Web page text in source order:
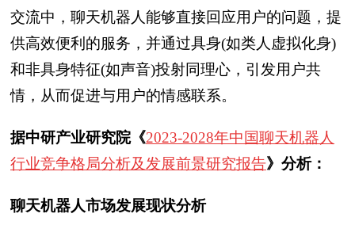
交流中，聊天机器人能够直接回应用户的问题，提
供高效便利的服务，并通过具身(如类人虚拟化身)
和非具身特征(如声音)投射同理心，引发用户共
情，从而促进与用户的情感联系。
据中研产业研究院《2023-2028年中国聊天机器人
行业竞争格局分析及发展前景研究报告》分析：
聊天机器人市场发展现状分析